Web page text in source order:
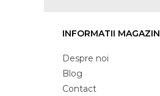
INFORMATII MAGAZIN
Despre noi
Blog
Contact